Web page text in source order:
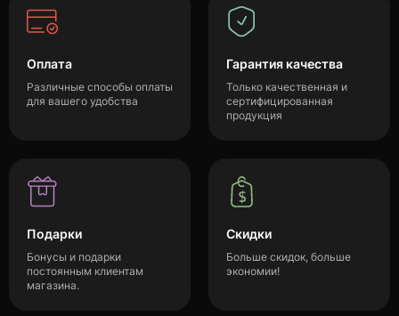
Оплата
Различные способы оплаты
для вашего удобства
Гарантия качества
Только качественная и
сертифицированная
продукция
Подарки
Бонусы и подарки
постоянным клиентам
магазина.
Скидки
Больше скидок, больше
экономии!